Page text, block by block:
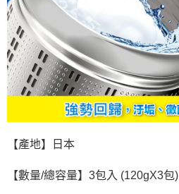
【產地】日本
【數量/總容量】3包入 (120gX3包)